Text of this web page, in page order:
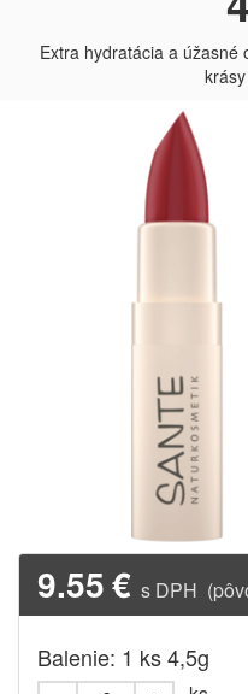
Extra hydratácia a úžasné
9.55€ s DPH
Balenie: 1 ks 4,5g